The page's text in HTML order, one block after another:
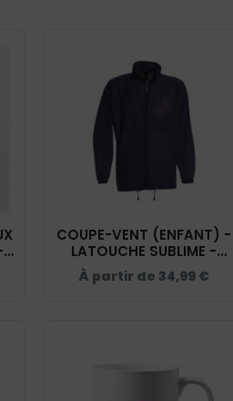
COUPE-VENT (ENFANT) -
LATOUCHE SUBLIME -
NAVY - BC631
À partir de 34,99 €